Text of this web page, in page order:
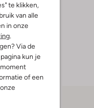
te klikken,
van alle
in onze
.
Via de
kun je
of een
€ 118,99
kleuren